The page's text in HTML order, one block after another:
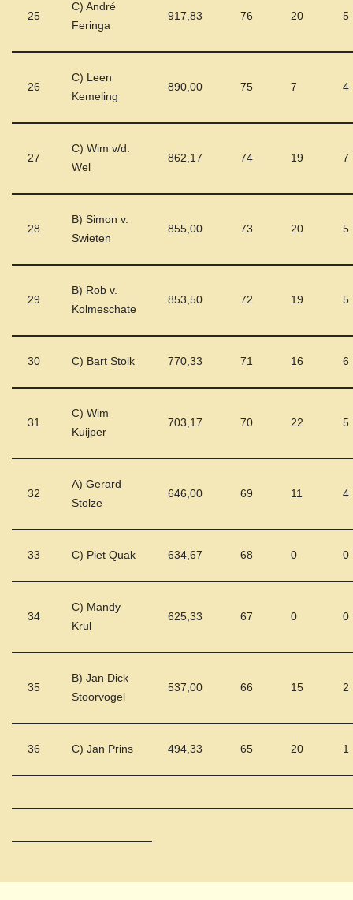
25
C) André
Feringa
917,83 76 20 5
26
C) Leen
Kemeling
890,00 75 7 4
27
C) Wim v/d.
Wel
862,17 74 19 7
28
B) Simon v.
Swieten
855,00 73 20 5
29
B) Rob v.
Kolmeschate
853,50 72 19 5
30 C) Bart Stolk 770,33 71 16 6
31
C) Wim
Kuijper
703,17 70 22 5
32
A) Gerard
Stolze
646,00 69 11 4
33 C) Piet Quak 634,67 68 0 0
34
C) Mandy
Krul
625,33 67 0 0
35
B) Jan Dick
Stoorvogel
537,00 66 15 2
36 C) Jan Prins 494,33 65 20 1